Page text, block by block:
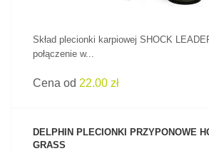
Skład plecionki karpiowej SHOCK
połączenie w...
Cena od 22.00 zł
DELPHIN PLECIONKI PRZYPONOWE
GRASS